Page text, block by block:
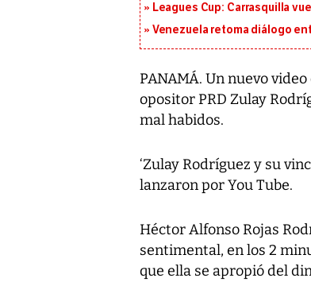
Leagues Cup: Carrasquilla
Venezuela retoma diálogo
PANAMÁ. Un nuevo
opositor PRD Zulay
mal habidos.
‘Zulay Rodríguez y su
lanzaron por You Tube.
Héctor Alfonso Rojas
sentimental, en los 2
que ella se apropió del